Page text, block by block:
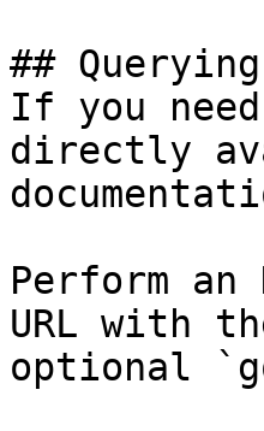
##
If you
directly
Perform an
URL with
optional